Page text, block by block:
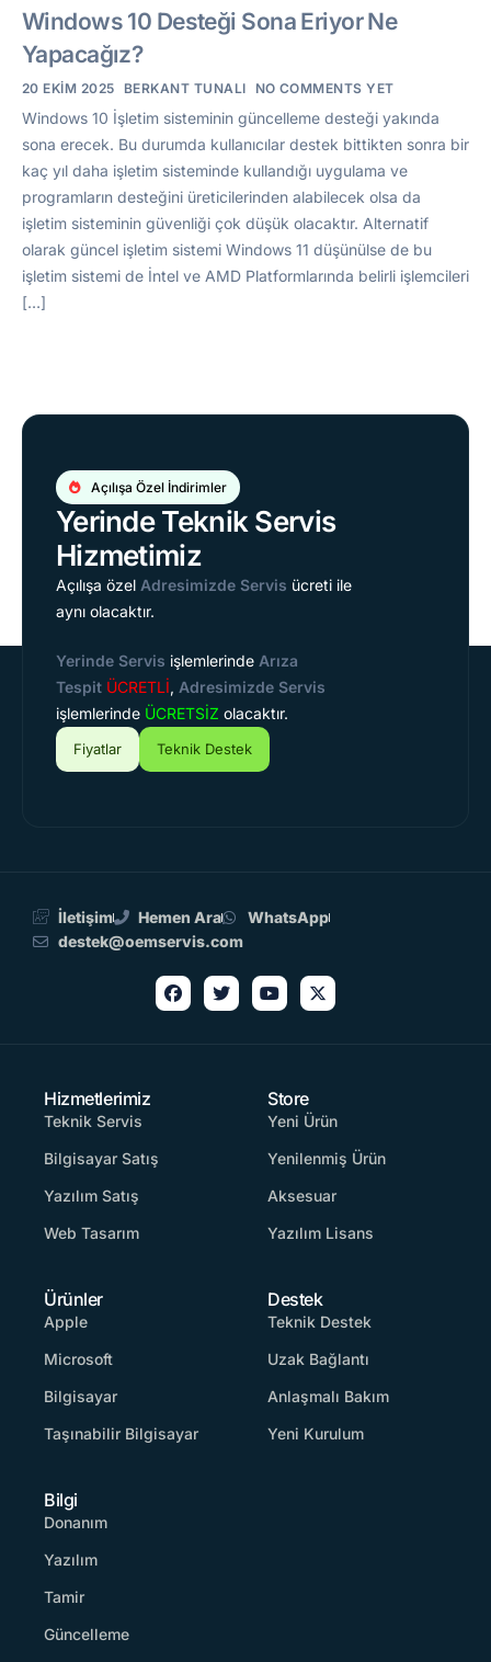
Windows 10 Desteği Sona Eriyor Ne
Yapacağız?
20 EKIM 2025 BERKANT TUNALI NO COMMENTS YET
Windows 10 İşletim sisteminin güncelleme desteği yakında
sona erecek. Bu durumda kullanıcılar destek bittikten sonra bir
kaç yıl daha işletim sisteminde kullandığı uygulama ve
programların desteğini üreticilerinden alabilecek olsa da
işletim sisteminin güvenliği çok düşük olacaktır. Alternatif
olarak güncel işletim sistemi Windows 11 düşünülse de bu
işletim sistemi de İntel ve AMD Platformlarında belirli işlemcileri
[…]
Açılışa Özel İndirimler
Yerinde Teknik Servis
Hizmetimiz
Açılışa özel Adresimizde Servis ücreti ile
aynı olacaktır.
Yerinde Servis işlemlerinde Arıza
Tespit ÜCRETLİ, Adresimizde Servis
işlemlerinde ÜCRETSİZ olacaktır.
Fiyatlar Teknik Destek
İletişim Hemen Ara
WhatsApp
destek@oemservis.com
Hizmetlerimiz
Teknik Servis
Bilgisayar Satış
Yazılım Satış
Web Tasarım
Store
Yeni Ürün
Yenilenmiş Ürün
Aksesuar
Yazılım Lisans
Ürünler
Apple
Microsoft
Bilgisayar
Taşınabilir Bilgisayar
Destek
Teknik Destek
Uzak Bağlantı
Anlaşmalı Bakım
Yeni Kurulum
Bilgi
Donanım
Yazılım
Tamir
Güncelleme